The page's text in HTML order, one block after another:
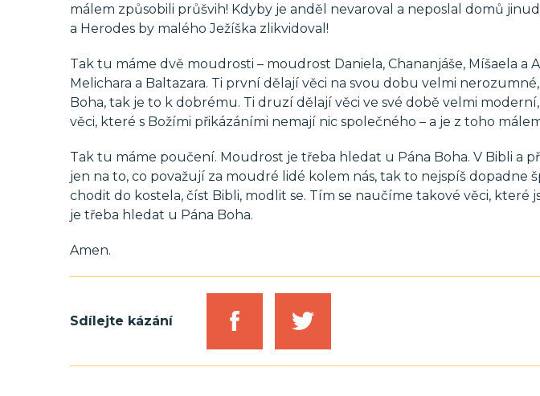
málem způsobili průšvih! Kdyby je anděl nevaroval a neposlal domů
a Herodes by malého Ježíška zlikvidoval!
Tak tu máme dvě moudrosti – moudrost Daniela, Chananjáše, Míšaela a
Melichara a Baltazara. Ti první dělají věci na svou dobu velmi
Boha, tak je to k dobrému. Ti druzí dělají věci ve své době velmi
věci, které s Božími přikázáními nemají nic společného – a je z toho
Tak tu máme poučení. Moudrost je třeba hledat u Pána Boha. V Bibli a
jen na to, co považují za moudré lidé kolem nás, tak to nejspíš dopadne
chodit do kostela, číst Bibli, modlit se. Tím se naučíme takové věci, které
je třeba hledat u Pána Boha.
Amen.
Sdílejte kázání